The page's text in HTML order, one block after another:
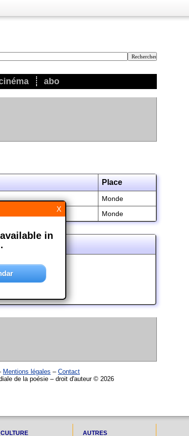
abo
Place
Monde
Monde
Mentions légales – Contact
de la poésie – droit d'auteur © 2026
CULTURE AUTRES
X
in